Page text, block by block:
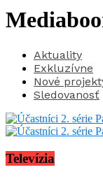
Aktuality
Exkluzívne
Nové
Sledovanosť
Televízia